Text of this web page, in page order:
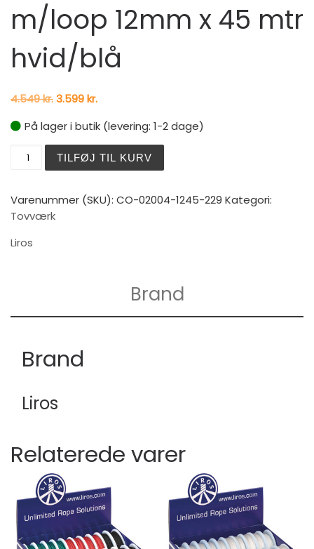
m/loop 12mm x 45 mtr
hvid/blå
4.549kr.Den oprindelige pris var: 4.549 kr..
3.599kr.Den aktuelle pris er: 3.599 kr..
På lager i butik (levering: 1-2 dage)
TILFØJ TIL KURV
Varenummer (SKU): CO-02004-1245-229 Kategori:
Tovværk
Liros
Brand
Brand
Liros
Relaterede varer